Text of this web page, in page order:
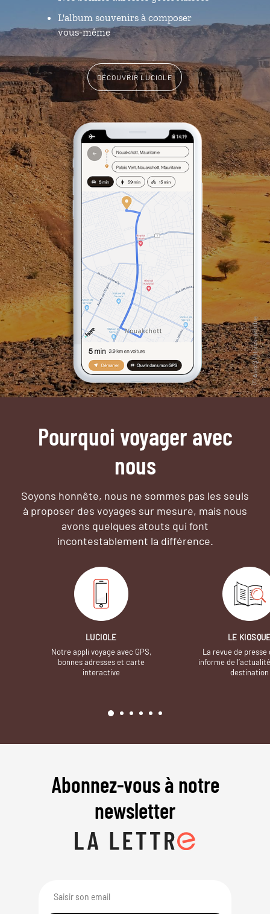
L'album souvenirs à composer
vous-même
DÉCOUVRIR LUCIOLE
Pourquoi voyager avec
nous
Soyons honnête, nous ne sommes pas les seuls
à proposer des voyages sur mesure, mais nous
avons quelques atouts qui font
incontestablement la différence.
LUCIOLE
Notre appli voyage avec GPS,
bonnes adresses et carte
interactive
LE
La revue de presse
informe de
destination
Abonnez-vous à notre
newsletter